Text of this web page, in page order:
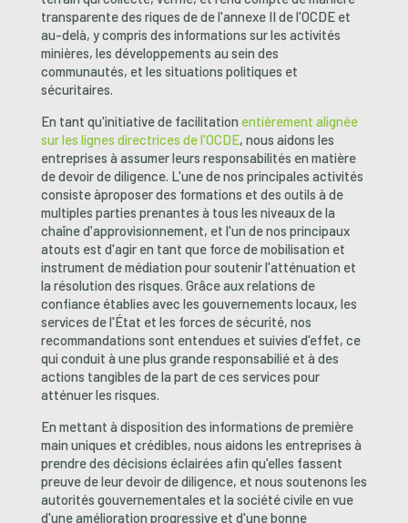
transparente des riques dede l'annexe II de l'OCDE et
au-delà, y compris des informations sur les activités
minières, les développements au sein des
communautés, et les situations politiques et
sécuritaires.
En tant qu'initiative de facilitation entièrement alignée
sur les lignes directrices de l'OCDE, nous aidons les
entreprises à assumer leurs responsabilités en matière
de devoir de diligence. L'une de nos principales activités
consiste àproposer des formations et des outils à de
multiples parties prenantes à tous les niveaux de la
chaîne d'approvisionnement, et l'un de nos principaux
atouts est d'agir en tant que force de mobilisation et
instrument de médiation pour soutenir l'atténuation et
la résolution des risques. Grâce aux relations de
confiance établies avec les gouvernements locaux, les
services de l'État et les forces de sécurité, nos
recommandations sont entendues et suivies d'effet, ce
qui conduit à une plus grande responsabilié et à des
actions tangibles de la part de ces services pour
atténuer les risques.
En mettant à disposition des informations de première
main uniques et crédibles, nous aidons les entreprises à
prendre des décisions éclairées afin qu'elles fassent
preuve de leur devoir de diligence, et nous soutenons les
autorités gouvernementales et la société civile en vue
d'une amélioration progressive et d'une bonne